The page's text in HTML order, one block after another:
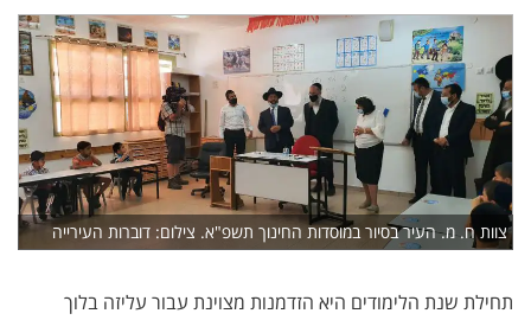
צוות ח. מ. העיר בסיור במוסדות החינוך תשפ"א. צילום: דוברות העירייה
תחילת שנת הלימודים היא הזדמנות מצוינת עבור עליזה בלוך